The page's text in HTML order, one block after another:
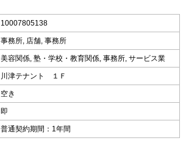
10007805138
事務所, 店舗, 事務所
美容関係, 塾・学校・教育関係, 事務所, サービス業
川津テナント １Ｆ
空き
即
普通契約期間：1年間